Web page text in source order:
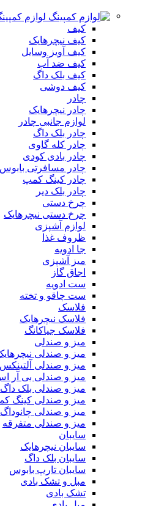
لوازم
کیف
کیف نیچرهایک
کیف آویز وسایل
کیف ضد آب
کیف بلک داگ
کیف دوشی
چادر
چادر نیچرهایک
لوازم جانبی چادر
چادر بلک داگ
چادر کله گاوی
چادر بادی کودی
چادر مسافرتی بابوس
چادر کینگ کمپ
چادر بلک دیر
چرخ دستی
چرخ دستی نیچرهایک
لوازم آشپزی
ظروف غذا
جا ادویه
میز آشپزی
اجاق گاز
ست ادویه
ست چاقو و تخته
فلاسک
فلاسک نیچرهایک
فلاسک جیاکانگ
میز و صندلی
میز و صندلی
میز و صندلی آلتینکس
میز و صندلی بی آر
میز و صندلی بلک داگ
میز و صندلی کینگ
میز و صندلی چانوداگ
میز و صندلی متفرقه
سایبان
سایبان نیچرهایک
سایبان بلک داگ
سایبان تارپ بابوس
مبل و تشک بادی
تشک بادی